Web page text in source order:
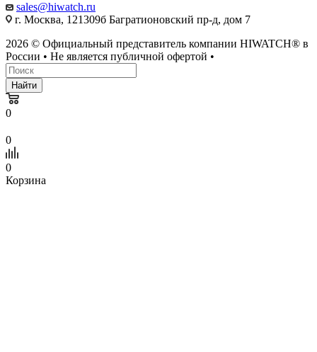
sales@hiwatch.ru
г. Москва, 121309б Багратионовский пр-д, дом 7
2026 © Официальный представитель компании HIWATCH® в
России • Не является публичной офертой •
Найти
0
0
0
Корзина